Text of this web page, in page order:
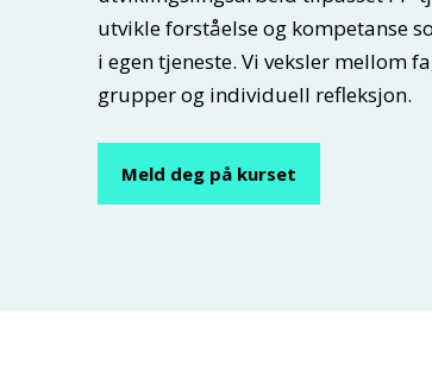
utvikle forståelse og kompetanse
i egen tjeneste. Vi veksler mellom
grupper og individuell refleksjon.
Meld deg på kurset